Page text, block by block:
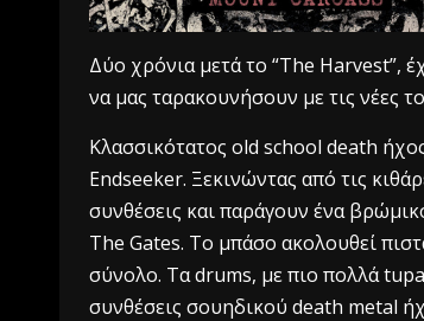
Δύο χρόνια μετά το “The Harvest”,
να μας ταρακουνήσουν με τις νέες
Κλασσικότατος old school death
Endseeker. Ξεκινώντας από τις
συνθέσεις και παράγουν ένα
The Gates. Το μπάσο ακολουθεί
σύνολο. Τα drums, με πιο πολλά
συνθέσεις σουηδικού death metal